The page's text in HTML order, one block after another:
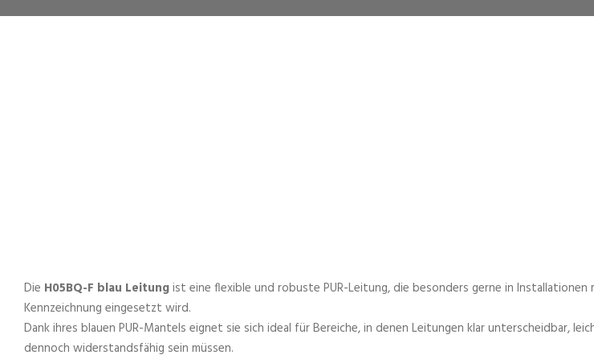
Die H05BQ-F blau Leitungist eine flexible und robuste PUR-Leitung, die besonders gerne in Installationen
Kennzeichnung eingesetzt wird.
Dank ihres blauen PUR-Mantels eignet sie sich ideal für Bereiche, in denen Leitungen klar unterscheidbar,
dennoch widerstandsfähig sein müssen.